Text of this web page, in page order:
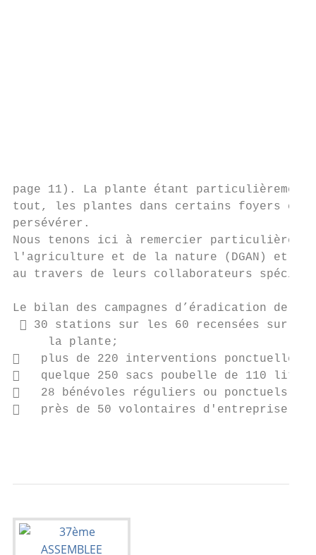
page 11). La plante étant
tout, les plantes dans certains foyers
persévérer.
Nous tenons ici à remercier
l'agriculture et de la nature (DGAN) et la
au travers de leurs collaborateurs
Le bilan des campagnes d’éradication de
 30 stations sur les 60 recensées sur
     la plante;
   plus de 220 interventions ponctuelles ;
   quelque 250 sacs poubelle de 110
   28 bénévoles réguliers ou ponctuels ;
   près de 50 volontaires d'entreprise / 4